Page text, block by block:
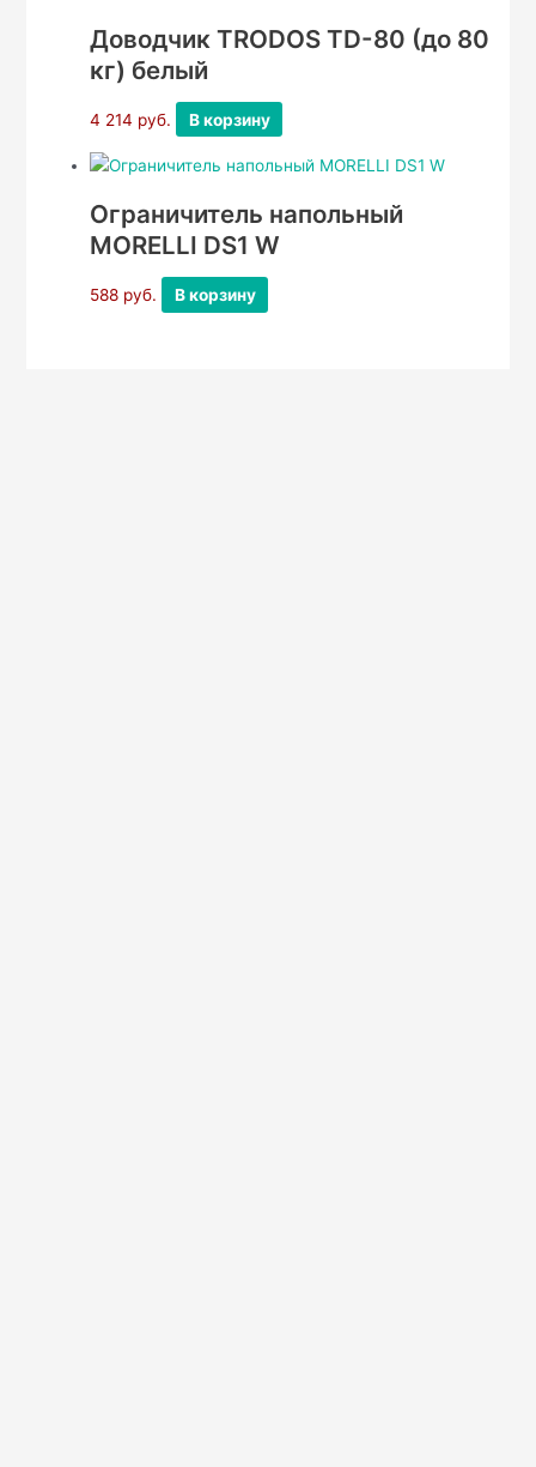
Доводчик TRODOS TD-80 (до 80
кг) белый
4 214 руб. В корзину
Ограничитель напольный
MORELLI DS1 W
588 руб. В корзину